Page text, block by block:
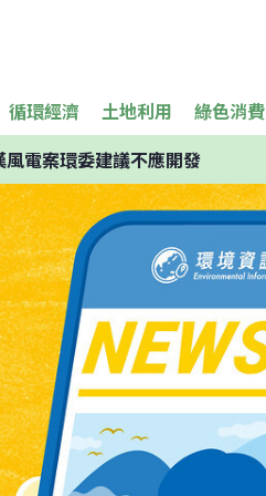
循環經濟 土地利用 綠色消費
電案環委建議不應開發